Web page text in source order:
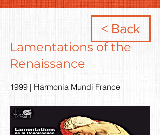
< Back
Lamentations of the
Renaissance
1999 | Harmonia Mundi France